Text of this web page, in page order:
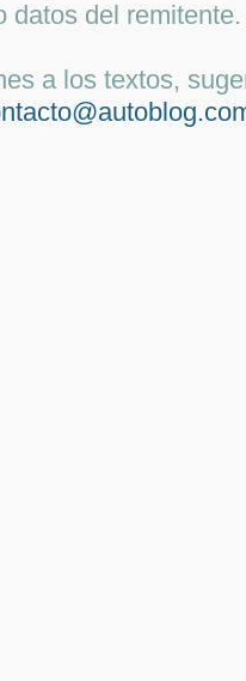
datos del remitente.
a los textos,